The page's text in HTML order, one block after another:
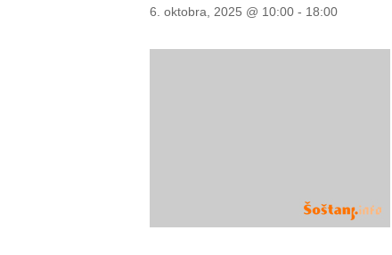
6. oktobra, 2025 @ 10:00 - 18:00